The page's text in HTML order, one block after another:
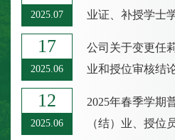
2025.07
业证、补授学士
17
2025.06
公司关于变更任
业和授位审核结
12
2025.06
2025年春季学期
（结）业、授位